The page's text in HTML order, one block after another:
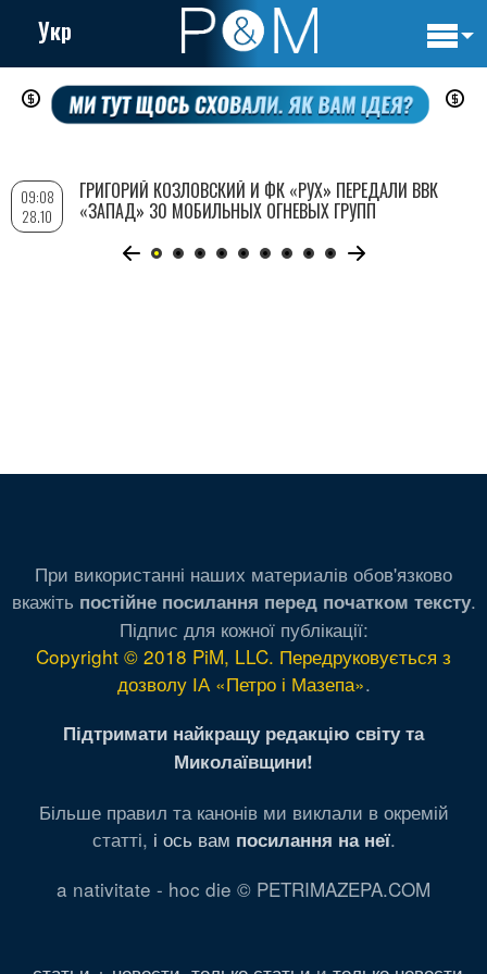
Перейти
содержанию
Укр
09:08
28.10
ГРИГОРИЙ КОЗЛОВСКИЙ И ФК «РУХ» ПЕРЕДАЛИ ВВК
«ЗАПАД» 30 МОБИЛЬНЫХ ОГНЕВЫХ ГРУПП
При використанні наших материалів обов'язково
вкажіть постійне посилання перед початком тексту.
Підпис для кожної публікації:
Copyright © 2018 PiM, LLC. Передруковується з
дозволу ІА «Петро і Мазепа».
Підтримати найкращу редакцію світу та
Миколаївщини!
Більше правил та канонів ми виклали в окремій
статті, і ось вам посилання на неї.
a nativitate - hoc die © PETRIMAZEPA.COM